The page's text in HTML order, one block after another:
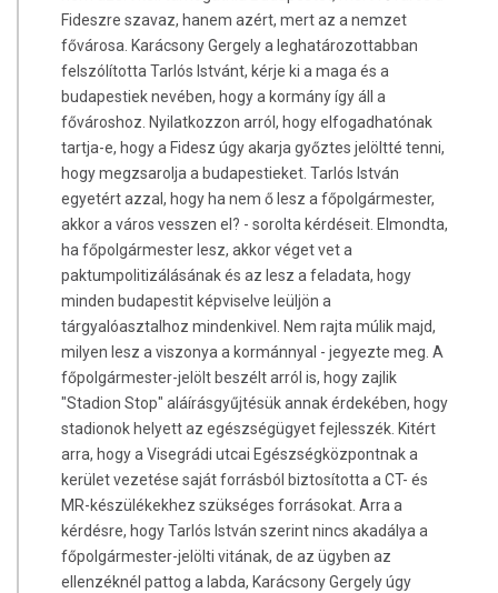
Fideszre szavaz, hanem azért, mert az a nemzet
fővárosa. Karácsony Gergely a leghatározottabban
felszólította Tarlós Istvánt, kérje ki a maga és a
budapestiek nevében, hogy a kormány így áll a
fővároshoz. Nyilatkozzon arról, hogy elfogadhatónak
tartja-e, hogy a Fidesz úgy akarja győztes jelöltté tenni,
hogy megzsarolja a budapestieket. Tarlós István
egyetért azzal, hogy ha nem ő lesz a főpolgármester,
akkor a város vesszen el? - sorolta kérdéseit. Elmondta,
ha főpolgármester lesz, akkor véget vet a
paktumpolitizálásának és az lesz a feladata, hogy
minden budapestit képviselve leüljön a
tárgyalóasztalhoz mindenkivel. Nem rajta múlik majd,
milyen lesz a viszonya a kormánnyal - jegyezte meg. A
főpolgármester-jelölt beszélt arról is, hogy zajlik
"Stadion Stop" aláírásgyűjtésük annak érdekében, hogy
stadionok helyett az egészségügyet fejlesszék. Kitért
arra, hogy a Visegrádi utcai Egészségközpontnak a
kerület vezetése saját forrásból biztosította a CT- és
MR-készülékekhez szükséges forrásokat. Arra a
kérdésre, hogy Tarlós István szerint nincs akadálya a
főpolgármester-jelölti vitának, de az ügyben az
ellenzéknél pattog a labda, Karácsony Gergely úgy